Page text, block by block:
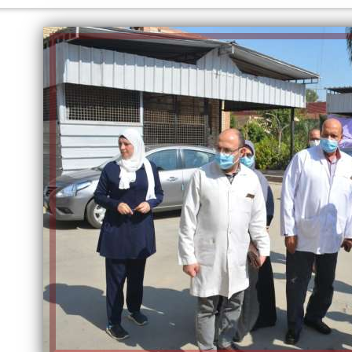
إلهام شرشر تكتب: دي مبقتش كورة..
دي سياسة
الكاتبة إلهام شرشر تهنئ الرئيس
السيسي بعيد ميلاده وتُشيد بجهوده
في بناء الدولة